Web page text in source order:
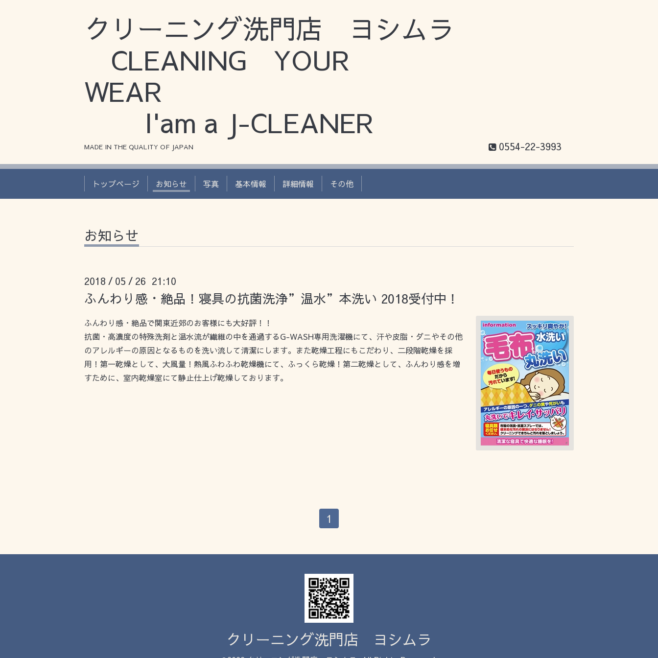
クリーニング洗門店 ヨシムラ
CLEANING YOUR
WEAR
I'am a J-CLEANER
MADE IN THE QUALITY OF JAPAN 0554-22-3993
トップページ お知らせ 写真 基本情報 詳細情報 その他
お知らせ
2018 / 05 / 26 21:10
ふんわり感・絶品！寝具の抗菌洗浄”温水”本洗い 2018受付中！
ふんわり感・絶品で関東近郊のお客様にも大好評！！
抗菌・高濃度の特殊洗剤と温水流が繊維の中を通過するG-WASH専用洗濯機にて、汗や皮脂・ダニやその他
のアレルギーの原因となるものを洗い流して清潔にします。また乾燥工程にもこだわり、二段階乾燥を採
用！第一乾燥として、大風量！熱風ふわふわ乾燥機にて、ふっくら乾燥！第二乾燥として、ふんわり感を増
すために、室内乾燥室にて静止仕上げ乾燥しております。
1
クリーニング洗門店 ヨシムラ